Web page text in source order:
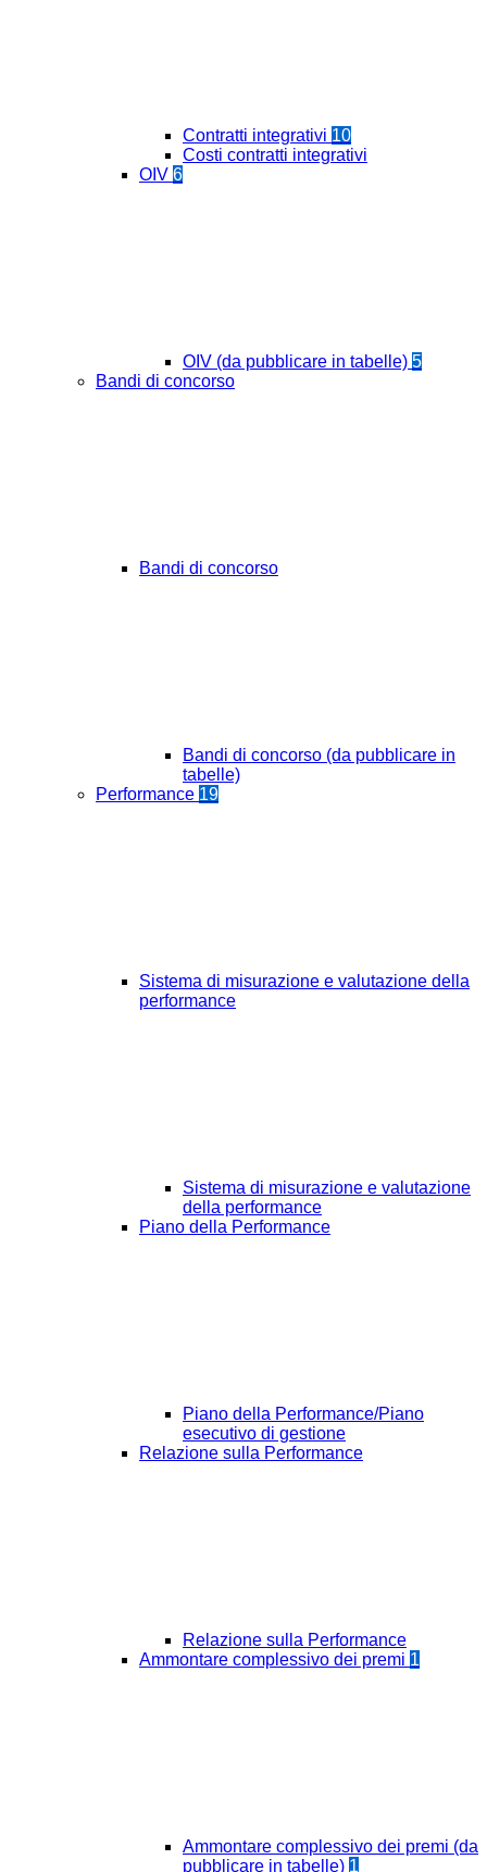
Contratti integrativi 10
Costi contratti integrativi
OIV 6
OIV (da pubblicare in tabelle) 5
Bandi di concorso
Bandi di concorso
Bandi di concorso (da pubblicare in
tabelle)
Performance 19
Sistema di misurazione e valutazione della
performance
Sistema di misurazione e valutazione
della performance
Piano della Performance
Piano della Performance/Piano
esecutivo di gestione
Relazione sulla Performance
Relazione sulla Performance
Ammontare complessivo dei premi 1
Ammontare complessivo dei premi (da
pubblicare in tabelle) 1